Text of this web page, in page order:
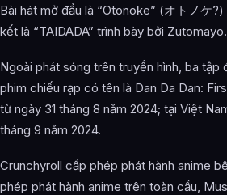
Bài hát mở đầu là “Otonoke” (オトノケ
kết là “TAIDADA” trình bày bởi Zutomayo.
Ngoài phát sóng trên truyền hình, ba
phim chiếu rạp có tên là Dan Da Dan:
từ ngày 31 tháng 8 năm 2024; tại Việt
tháng 9 năm 2024.
Crunchyroll cấp phép phát hành anime
phép phát hành anime trên toàn cầu,